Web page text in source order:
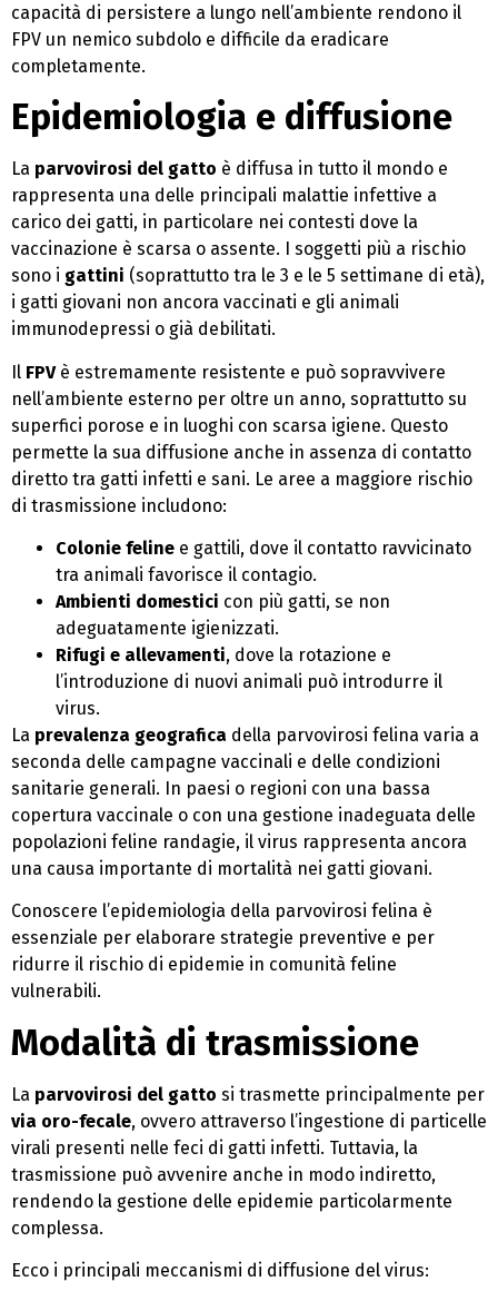
capacità di persistere a lungo nell’ambiente rendono il
FPV un nemico subdolo e difficile da eradicare
completamente.
Epidemiologia e diffusione
La parvovirosi del gatto è diffusa in tutto il mondo e
rappresenta una delle principali malattie infettive a
carico dei gatti, in particolare nei contesti dove la
vaccinazione è scarsa o assente. I soggetti più a rischio
sono i gattini (soprattutto tra le 3 e le 5 settimane di età),
i gatti giovani non ancora vaccinati e gli animali
immunodepressi o già debilitati.
Il FPVè estremamente resistente e può sopravvivere
nell’ambiente esterno per oltre un anno, soprattutto su
superfici porose e in luoghi con scarsa igiene. Questo
permette la sua diffusione anche in assenza di contatto
diretto tra gatti infetti e sani. Le aree a maggiore rischio
di trasmissione includono:
Colonie feline e gattili, dove il contatto ravvicinato
tra animali favorisce il contagio.
Ambienti domestici con più gatti, se non
adeguatamente igienizzati.
Rifugi e allevamenti, dove la rotazione e
l’introduzione di nuovi animali può introdurre il
virus.
La prevalenza geografica della parvovirosi felina varia a
seconda delle campagne vaccinali e delle condizioni
sanitarie generali. In paesi o regioni con una bassa
copertura vaccinale o con una gestione inadeguata delle
popolazioni feline randagie, il virus rappresenta ancora
una causa importante di mortalità nei gatti giovani.
Conoscere l’epidemiologia della parvovirosi felina è
essenziale per elaborare strategie preventive e per
ridurre il rischio di epidemie in comunità feline
vulnerabili.
Modalità di trasmissione
La parvovirosi del gatto si trasmette principalmente per
via oro-fecale, ovvero attraverso l’ingestione di particelle
virali presenti nelle feci di gatti infetti. Tuttavia, la
trasmissione può avvenire anche in modo indiretto,
rendendo la gestione delle epidemie particolarmente
complessa.
Ecco i principali meccanismi di diffusione del virus: